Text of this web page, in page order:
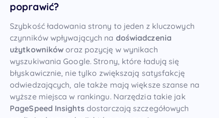
poprawić?
Szybkość ładowania strony to jeden z kluczowych
czynników wpływających na doświadczenia
użytkowników oraz pozycję w wynikach
wyszukiwania Google. Strony, które ładują się
błyskawicznie, nie tylko zwiększają satysfakcję
odwiedzających, ale także mają większe szanse na
wyższe miejsca w rankingu. Narzędzia takie jak
PageSpeed Insights dostarczają szczegółowych